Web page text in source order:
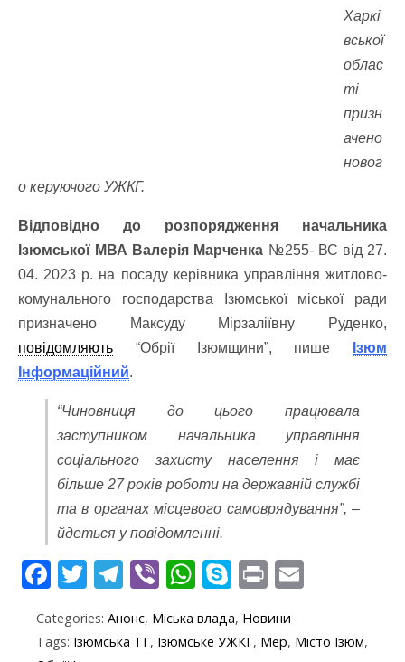
Харкі
вської
облас
ті
призн
ачено
новог
о керуючого УЖКГ.
Відповідно до розпорядження начальника
Ізюмської МВА Валерія Марченка №255- ВС від 27.
04. 2023 р. на посаду керівника управління житлово-
комунального господарства Ізюмської міської ради
призначено Максуду Мірзаліївну Руденко,
повідомляють “Обрії Ізюмщини”, пише
Ізюм
Інформаційний.
“Чиновниця до цього працювала
заступником начальника управління
соціального захисту населення і має
більше 27 років роботи на державній службі
та в органах місцевого самоврядування”, –
йдеться у повідомленні.
F
e
T
itt
T
e
Vi
er
W
at
S
y
Pr
t ai
Categories: Анонс, Міська влада, Новини
Tags: Ізюмська ТГ, Ізюмське УЖКГ, Мер, Місто Ізюм,